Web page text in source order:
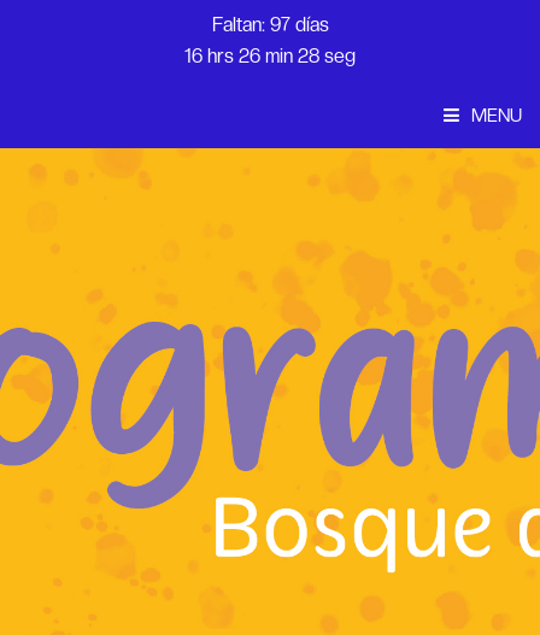
Faltan: 97 días
16 hrs 26 min 28 seg
MENU